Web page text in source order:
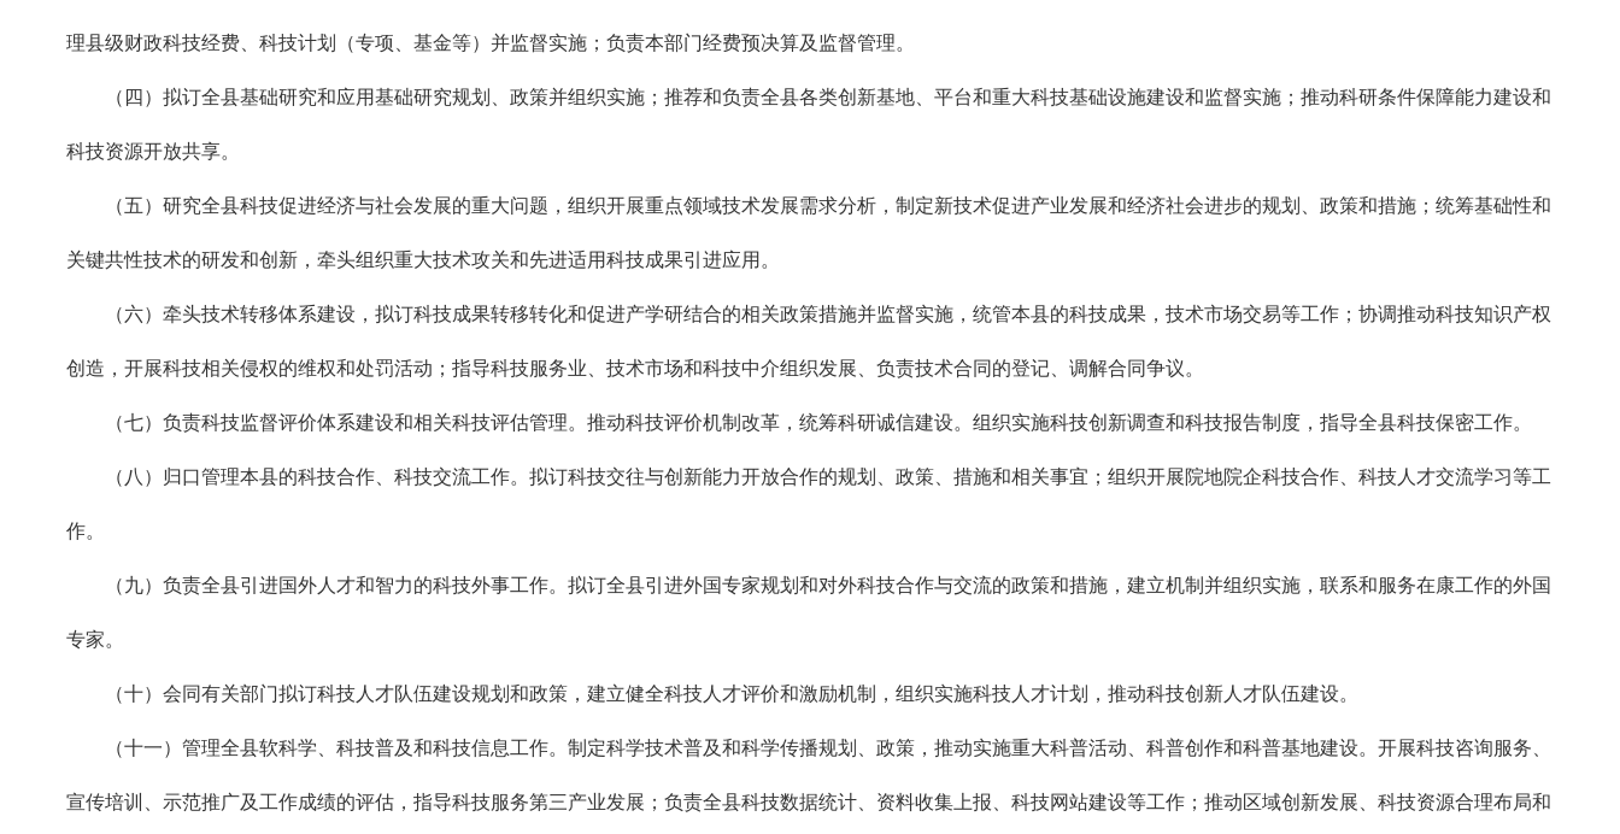
理县级财政科技经费、科技计划（专项、基金等）并监督实施；负责本部门经费预决算及监督管理。
（四）拟订全县基础研究和应用基础研究规划、政策并组织实施；推荐和负责全县各类创新基地、平台和重大科技基础设施建设和监督实施；推动科研条件保障能力建设和
科技资源开放共享。
（五）研究全县科技促进经济与社会发展的重大问题，组织开展重点领域技术发展需求分析，制定新技术促进产业发展和经济社会进步的规划、政策和措施；统筹基础性和
关键共性技术的研发和创新，牵头组织重大技术攻关和先进适用科技成果引进应用。
（六）牵头技术转移体系建设，拟订科技成果转移转化和促进产学研结合的相关政策措施并监督实施，统管本县的科技成果，技术市场交易等工作；协调推动科技知识产权
创造，开展科技相关侵权的维权和处罚活动；指导科技服务业、技术市场和科技中介组织发展、负责技术合同的登记、调解合同争议。
（七）负责科技监督评价体系建设和相关科技评估管理。推动科技评价机制改革，统筹科研诚信建设。组织实施科技创新调查和科技报告制度，指导全县科技保密工作。
（八）归口管理本县的科技合作、科技交流工作。拟订科技交往与创新能力开放合作的规划、政策、措施和相关事宜；组织开展院地院企科技合作、科技人才交流学习等工
作。
（九）负责全县引进国外人才和智力的科技外事工作。拟订全县引进外国专家规划和对外科技合作与交流的政策和措施，建立机制并组织实施，联系和服务在康工作的外国
专家。
（十）会同有关部门拟订科技人才队伍建设规划和政策，建立健全科技人才评价和激励机制，组织实施科技人才计划，推动科技创新人才队伍建设。
（十一）管理全县软科学、科技普及和科技信息工作。制定科学技术普及和科学传播规划、政策，推动实施重大科普活动、科普创作和科普基地建设。开展科技咨询服务、
宣传培训、示范推广及工作成绩的评估，指导科技服务第三产业发展；负责全县科技数据统计、资料收集上报、科技网站建设等工作；推动区域创新发展、科技资源合理布局和